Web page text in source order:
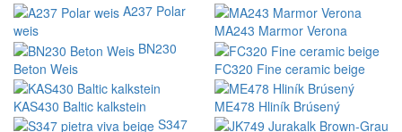
A237 Polar
weis
MA243 Marmor Verona
BN230
Beton Weis
FC320 Fine ceramic beige
KAS430 Baltic kalkstein
ME478 Hliník Brúsený
S347